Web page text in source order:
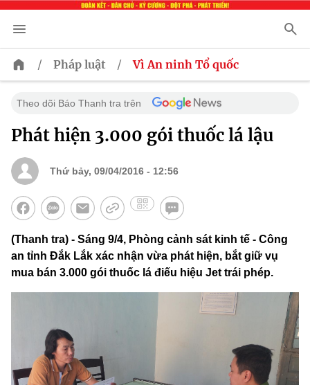
/ Pháp luật / Vì An ninh Tổ quốc
Theo dõi Báo Thanh tra trên
Phát hiện 3.000 gói thuốc lá lậu
Thứ bảy, 09/04/2016 - 12:56
(Thanh tra) - Sáng 9/4, Phòng cảnh sát kinh tế - Công
an tỉnh Đắk Lắk xác nhận vừa phát hiện, bắt giữ vụ
mua bán 3.000 gói thuốc lá điếu hiệu Jet trái phép.